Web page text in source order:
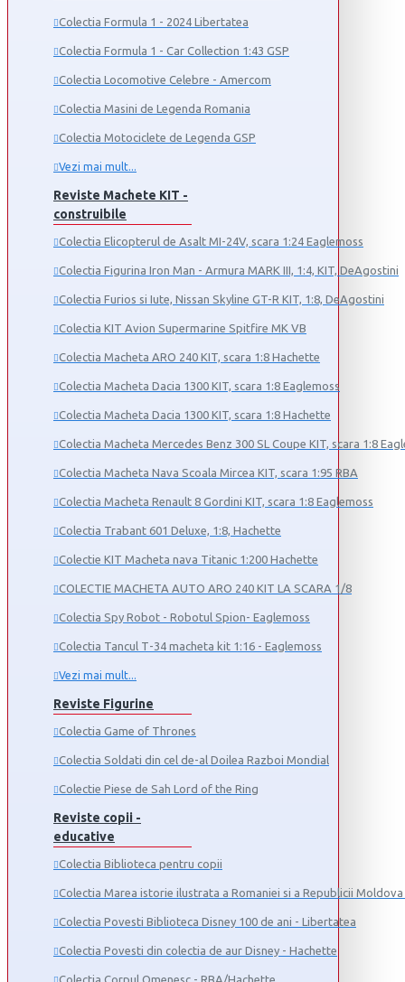
Colectia Formula 1 - 2024 Libertatea
Colectia Formula 1 - Car Collection 1:43 GSP
Colectia Locomotive Celebre - Amercom
Colectia Masini de Legenda Romania
Colectia Motociclete de Legenda GSP
Vezi mai mult...
Reviste Machete KIT -
construibile
Colectia Elicopterul de Asalt MI-24V, scara 1:24 Eaglemoss
Colectia Figurina Iron Man - Armura MARK III, 1:4, KIT, DeAgostini
Colectia Furios si Iute, Nissan Skyline GT-R KIT, 1:8, DeAgostini
Colectia KIT Avion Supermarine Spitfire MK VB
Colectia Macheta ARO 240 KIT, scara 1:8 Hachette
Colectia Macheta Dacia 1300 KIT, scara 1:8 Eaglemoss
Colectia Macheta Dacia 1300 KIT, scara 1:8 Hachette
Colectia Macheta Mercedes Benz 300 SL Coupe KIT, scara 1:8
Colectia Macheta Nava Scoala Mircea KIT, scara 1:95 RBA
Colectia Macheta Renault 8 Gordini KIT, scara 1:8 Eaglemoss
Colectia Trabant 601 Deluxe, 1:8, Hachette
Colectie KIT Macheta nava Titanic 1:200 Hachette
COLECTIE MACHETA AUTO ARO 240 KIT LA SCARA 1/8
Colectia Spy Robot - Robotul Spion- Eaglemoss
Colectia Tancul Т-34 macheta kit 1:16 - Eaglemoss
Vezi mai mult...
Reviste Figurine
Colectia Game of Thrones
Colectia Soldati din cel de-al Doilea Razboi Mondial
Colectie Piese de Sah Lord of the Ring
Reviste copii -
educative
Colectia Biblioteca pentru copii
Colectia Marea istorie ilustrata a Romaniei si a Republicii
Colectia Povesti Biblioteca Disney 100 de ani - Libertatea
Colectia Povesti din colectia de aur Disney - Hachette
Colectia Corpul Omenesc - RBA/Hachette